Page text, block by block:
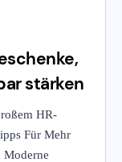
stärken
HR-
Für Mehr
Moderne